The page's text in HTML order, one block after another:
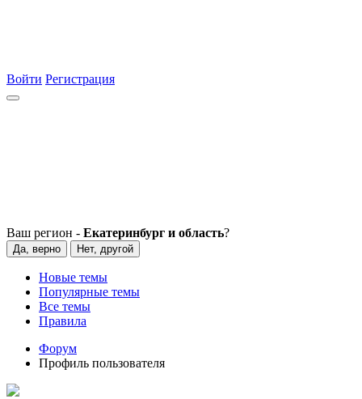
Войти Регистрация
Ваш регион - Екатеринбург и область?
Да, верно Нет, другой
Новые темы
Популярные темы
Все темы
Правила
Форум
Профиль пользователя